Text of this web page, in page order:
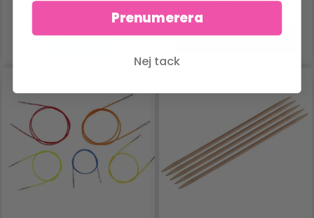
Se produkt Lägg till varukorgen
Prenumerera
Nej tack